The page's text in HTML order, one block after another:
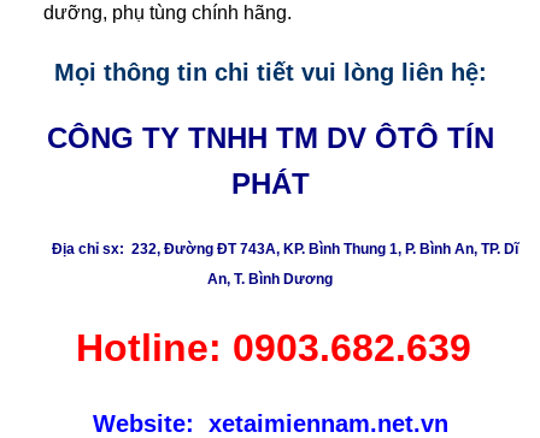
dưỡng, phụ tùng chính hãng.
Mọi thông tin chi tiết vui lòng liên hệ:
CÔNG TY TNHH TM DV ÔTÔ TÍN
PHÁT
Địa chỉ sx: 232, Đường ĐT 743A, KP. Bình Thung 1, P. Bình An, TP. Dĩ
An, T. Bình Dương
Hotline: 0903.682.639
Website: xetaimiennam.net.vn